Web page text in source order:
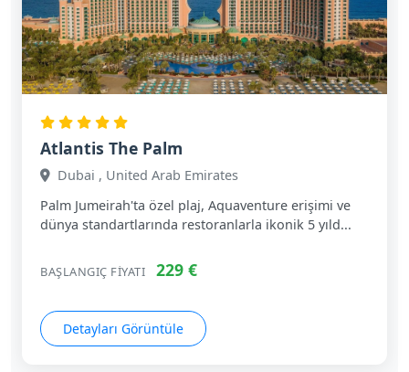
Atlantis The Palm
Dubai , United Arab Emirates
Palm Jumeirah'ta özel plaj, Aquaventure erişimi ve
dünya standartlarında restoranlarla ikonik 5 yıld...
BAŞLANGIÇ FIYATI 229 €
Detayları Görüntüle